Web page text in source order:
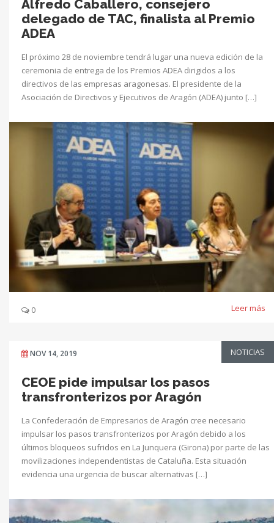
Alfredo Caballero, consejero
delegado de TAC, finalista al Premio
ADEA
El próximo 28 de noviembre tendrá lugar una nueva edición de la
ceremonia de entrega de los Premios ADEA dirigidos a los
directivos de las empresas aragonesas. El presidente de la
Asociación de Directivos y Ejecutivos de Aragón (ADEA) junto […]
0 Leer más
NOV 14, 2019 NOTICIAS
CEOE pide impulsar los pasos
transfronterizos por Aragón
La Confederación de Empresarios de Aragón cree necesario
impulsar los pasos transfronterizos por Aragón debido a los
últimos bloqueos sufridos en La Junquera (Girona) por parte de las
movilizaciones independentistas de Cataluña. Esta situación
evidencia una urgencia de buscar alternativas […]